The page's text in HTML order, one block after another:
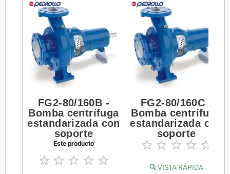
FG2-80/160B -
Bomba centrífuga
estandarizada con
soporte
Este producto
    
FG2-80/160C -
Bomba centrífuga
estandarizada con
soporte
    
VISTA RÁPIDA